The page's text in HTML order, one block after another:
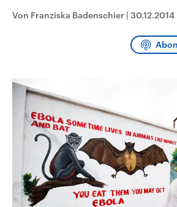
und Hintergründe zu den Parteien
und Kandidaten der anstehenden
Sendungen Programm
Von Franziska Badenschier | 30.12.2014